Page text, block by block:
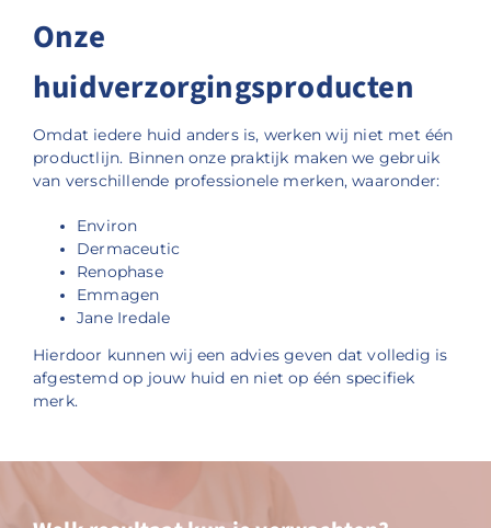
Onze
huidverzorgingsproducten
Omdat iedere huid anders is, werken wij niet met één
productlijn. Binnen onze praktijk maken we gebruik
van verschillende professionele merken, waaronder:
Environ
Dermaceutic
Renophase
Emmagen
Jane Iredale
Hierdoor kunnen wij een advies geven dat volledig is
afgestemd op jouw huid en niet op één specifiek
merk.